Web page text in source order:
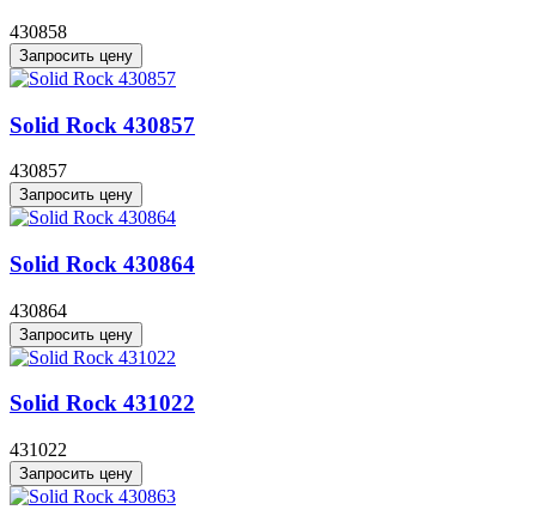
430858
Запросить цену
Solid Rock 430857
430857
Запросить цену
Solid Rock 430864
430864
Запросить цену
Solid Rock 431022
431022
Запросить цену